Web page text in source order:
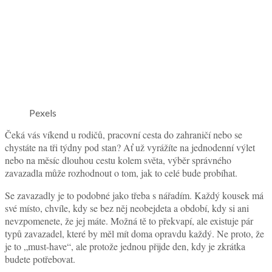
Pexels
Čeká vás víkend u rodičů, pracovní cesta do zahraničí nebo se
chystáte na tři týdny pod stan? Ať už vyrážíte na jednodenní výlet
nebo na měsíc dlouhou cestu kolem světa, výběr správného
zavazadla může rozhodnout o tom, jak to celé bude probíhat.
Se zavazadly je to podobné jako třeba s nářadím. Každý kousek má
své místo, chvíle, kdy se bez něj neobejdeta a období, kdy si ani
nevzpomenete, že jej máte. Možná tě to překvapí, ale existuje pár
typů zavazadel, které by měl mít doma opravdu každý. Ne proto, že
je to „must-have“, ale protože jednou přijde den, kdy je zkrátka
budete potřebovat.